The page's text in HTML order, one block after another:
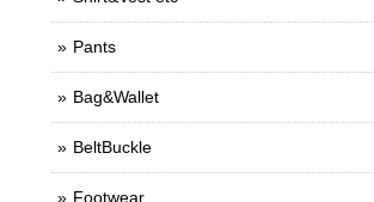
Pants
Bag&Wallet
BeltBuckle
Footwear